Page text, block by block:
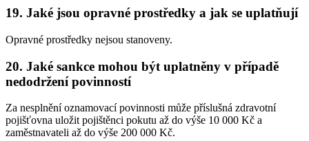
19. Jaké jsou opravné prostředky a jak se uplatňují
Opravné prostředky nejsou stanoveny.
20. Jaké sankce mohou být uplatněny v případě
nedodržení povinností
Za nesplnění oznamovací povinnosti může příslušná zdravotní
pojišťovna uložit pojištěnci pokutu až do výše 10 000 Kč a
zaměstnavateli až do výše 200 000 Kč.